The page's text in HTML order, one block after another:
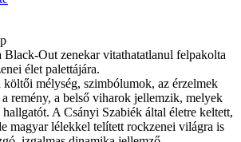
Black-Out zenekar vitathatatlanul felpakolta
élet palettájára.
mélység, szimbólumok, az érzelmek
remény, a belső viharok jellemzik, melyek
A Csányi Szabiék által életre keltett,
magyar lélekkel telített rockzenei világra is